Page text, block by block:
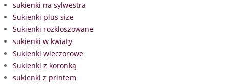
sukienki na sylwestra
Sukienki plus size
Sukienki rozkloszowane
sukienki w kwiaty
Sukienki wieczorowe
Sukienki z koronką
sukienki z printem